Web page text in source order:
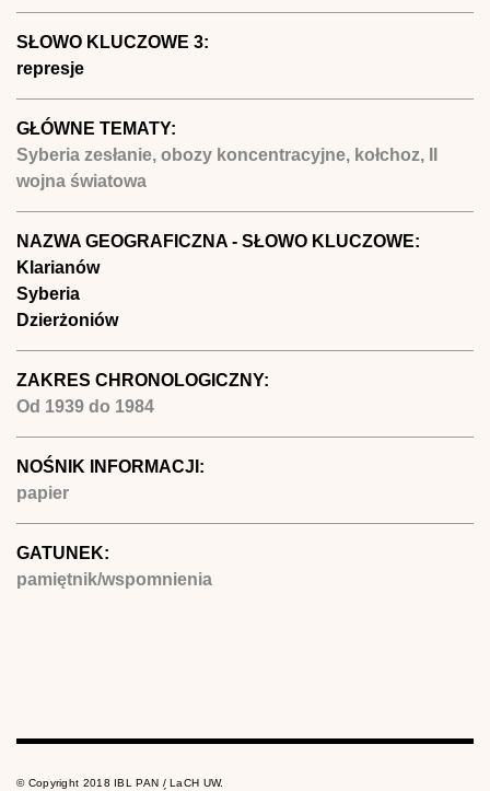
SŁOWO KLUCZOWE 3:
represje
GŁÓWNE TEMATY:
Syberia zesłanie, obozy koncentracyjne, kołchoz, II
wojna światowa
NAZWA GEOGRAFICZNA - SŁOWO KLUCZOWE:
Klarianów
Syberia
Dzierżoniów
ZAKRES CHRONOLOGICZNY:
Od 1939 do 1984
NOŚNIK INFORMACJI:
papier
GATUNEK:
pamiętnik/wspomnienia
© Copyright 2018 IBL PAN / LaCH UW.